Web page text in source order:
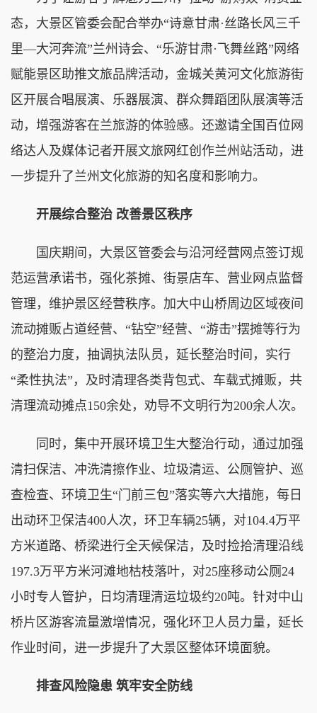
态，大景区管委会配合举办“诗意甘肃·丝路长风三千
里—大河奔流”兰州诗会、“乐游甘肃·飞舞丝路”网络
赋能景区助推文旅品牌活动，金城关黄河文化旅游街
区开展合唱展演、乐器展演、群众舞蹈团队展演等活
动，增强游客在兰旅游的体验感。还邀请全国百位网
络达人及媒体记者开展文旅网红创作兰州站活动，进
一步提升了兰州文化旅游的知名度和影响力。
开展综合整治 改善景区秩序
国庆期间，大景区管委会与沿河经营网点签订规
范运营承诺书，强化茶摊、街景店车、营业网点监督
管理，维护景区经营秩序。加大中山桥周边区域夜间
流动摊贩占道经营、“钻空”经营、“游击”摆摊等行为
的整治力度，抽调执法队员，延长整治时间，实行
“柔性执法”，及时清理各类背包式、车载式摊贩，共
清理流动摊点150余处，劝导不文明行为200余人次。
同时，集中开展环境卫生大整治行动，通过加强
清扫保洁、冲洗清擦作业、垃圾清运、公厕管护、巡
查检查、环境卫生“门前三包”落实等六大措施，每日
出动环卫保洁400人次，环卫车辆25辆，对104.4万平
方米道路、桥梁进行全天候保洁，及时捡拾清理沿线
197.3万平方米河滩地枯枝落叶，对25座移动公厕24
小时专人管护，日均清理清运垃圾约20吨。针对中山
桥片区游客流量激增情况，强化环卫人员力量，延长
作业时间，进一步提升了大景区整体环境面貌。
排查风险隐患 筑牢安全防线